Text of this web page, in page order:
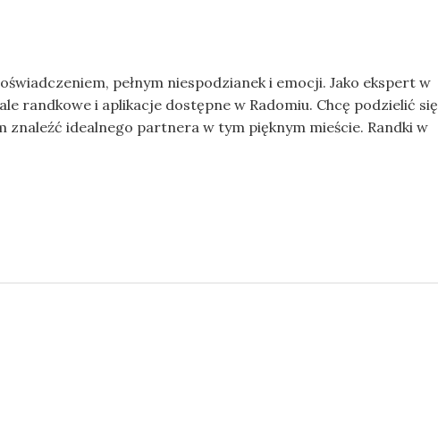
pełnym niespodzianek i emocji. Jako ekspert w
randkowe i aplikacje dostępne w Radomiu. Chcę podzielić się
idealnego partnera w tym pięknym mieście. Randki w